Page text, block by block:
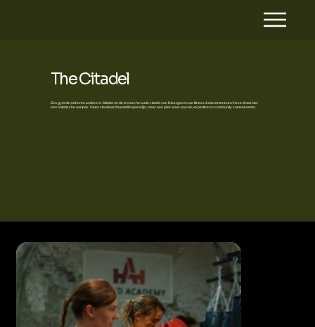
The Citadel
Een gym die nét even anders is. Midden in de iconische oude citadel van Diest geven we fitness & movement een frisse draai met
een holistische aanpak. Geen standaard toestellenparadijs, maar een plek waar passie, expertise en community samenkomen.